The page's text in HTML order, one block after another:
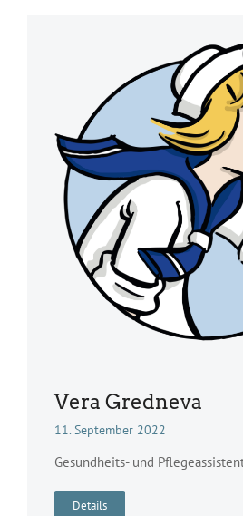
Vera Gredneva
11. September 2022
Gesundheits- und
Details